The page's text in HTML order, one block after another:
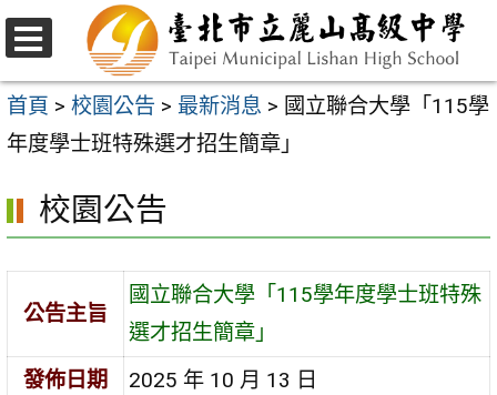
跳
至
主
要
容
區
選
單
首頁 > 校園公告 > 最新消息 > 國立聯合大學「115學
年度學士班特殊選才招生簡章」
校園公告
公告主旨
國立聯合大學「115學年度學士班特殊
選才招生簡章」
發佈日期
2025 年 10 月 13 日